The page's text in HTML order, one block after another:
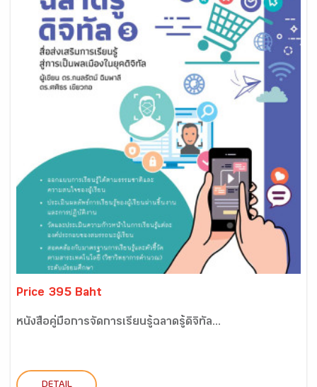
Price 395 Baht
หนังสือคู่มือการจัดการเรียนรู้ฉลาดรู้ดิจิทัล...